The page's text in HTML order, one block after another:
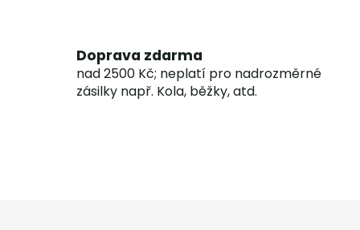
Doprava zdarma
nad 2500 Kč; neplatí pro nadrozměrné
zásilky např. Kola, běžky, atd.